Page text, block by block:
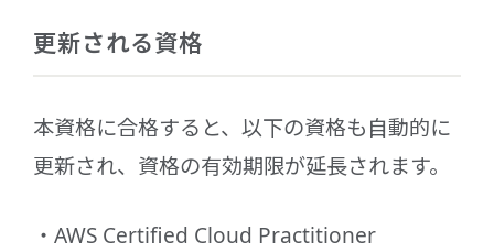
更新される資格
本資格に合格すると、以下の資格も自動的に
更新され、資格の有効期限が延長されます。
AWS Certified Cloud Practitioner